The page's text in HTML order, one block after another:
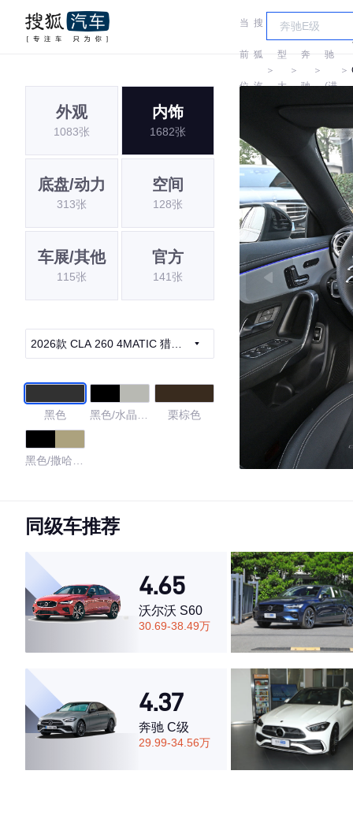
当
前
位
搜
狐
汽
＞
车
型
大
全
＞
奔
驰
＞
驰
(进
＞
外观
1083张
内饰
1682张
底盘/动力
313张
空间
128张
车展/其他
115张
官方
141张
2026款 CLA 260 4MATIC 猎跑
黑色
黑色/水晶灰
栗棕色
黑色/撒哈拉
4.25
·外观表现较为优秀，优于89%同级车
·内饰表现一般，低于56%同级车
·空间表现一般，低于95%同级车
同级车推荐
4.65
沃尔沃 S60
30.69-38.49万
4.37
奔驰 C级
29.99-34.56万